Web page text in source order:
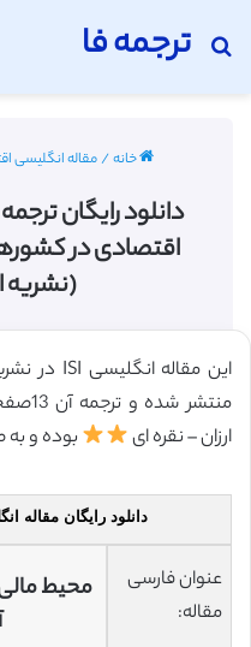
ترجمه فا
جستجو برای
خانه/مقاله انگلیسی
دانلود رایگان
اقتصادی در
(نشریه
ارزان – نقره ای
بوده و
دانلود رایگان مقاله
عنوان فارسی
مقاله:
محیط